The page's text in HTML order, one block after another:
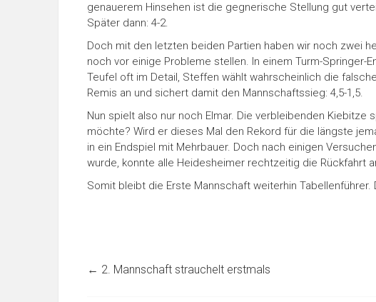
genauerem Hinsehen ist die gegnerische Stellung gut
Später dann: 4-2.
Doch mit den letzten beiden Partien haben wir noch zwei
noch vor einige Probleme stellen. In einem Turm-
Teufel oft im Detail, Steffen wählt wahrscheinlich die
Remis an und sichert damit den Mannschaftssieg: 4,5-1,5.
Nun spielt also nur noch Elmar. Die verbleibenden
möchte? Wird er dieses Mal den Rekord für die längste
in ein Endspiel mit Mehrbauer. Doch nach einigen
wurde, konnte alle Heidesheimer rechtzeitig die Rückfahrt
Somit bleibt die Erste Mannschaft weiterhin
← 2. Mannschaft strauchelt erstmals